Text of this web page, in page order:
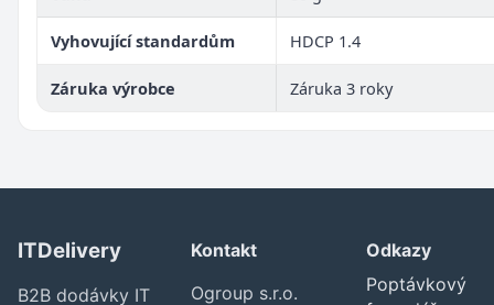
Vyhovující standardům HDCP 1.4
Záruka výrobce Záruka 3 roky
ITDelivery
B2B dodávky IT
Kontakt
Ogroup s.r.o.
Odkazy
Poptávkový